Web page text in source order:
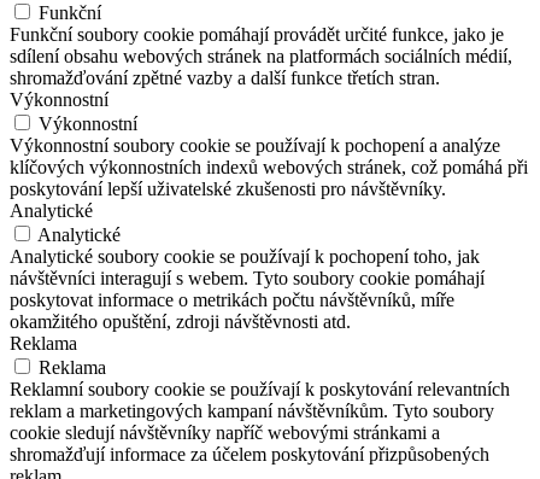
Funkční
Funkční soubory cookie pomáhají provádět určité funkce, jako je
sdílení obsahu webových stránek na platformách sociálních médií,
shromažďování zpětné vazby a další funkce třetích stran.
Výkonnostní
Výkonnostní
Výkonnostní soubory cookie se používají k pochopení a analýze
klíčových výkonnostních indexů webových stránek, což pomáhá při
poskytování lepší uživatelské zkušenosti pro návštěvníky.
Analytické
Analytické
Analytické soubory cookie se používají k pochopení toho, jak
návštěvníci interagují s webem. Tyto soubory cookie pomáhají
poskytovat informace o metrikách počtu návštěvníků, míře
okamžitého opuštění, zdroji návštěvnosti atd.
Reklama
Reklama
Reklamní soubory cookie se používají k poskytování relevantních
reklam a marketingových kampaní návštěvníkům. Tyto soubory
cookie sledují návštěvníky napříč webovými stránkami a
shromažďují informace za účelem poskytování přizpůsobených